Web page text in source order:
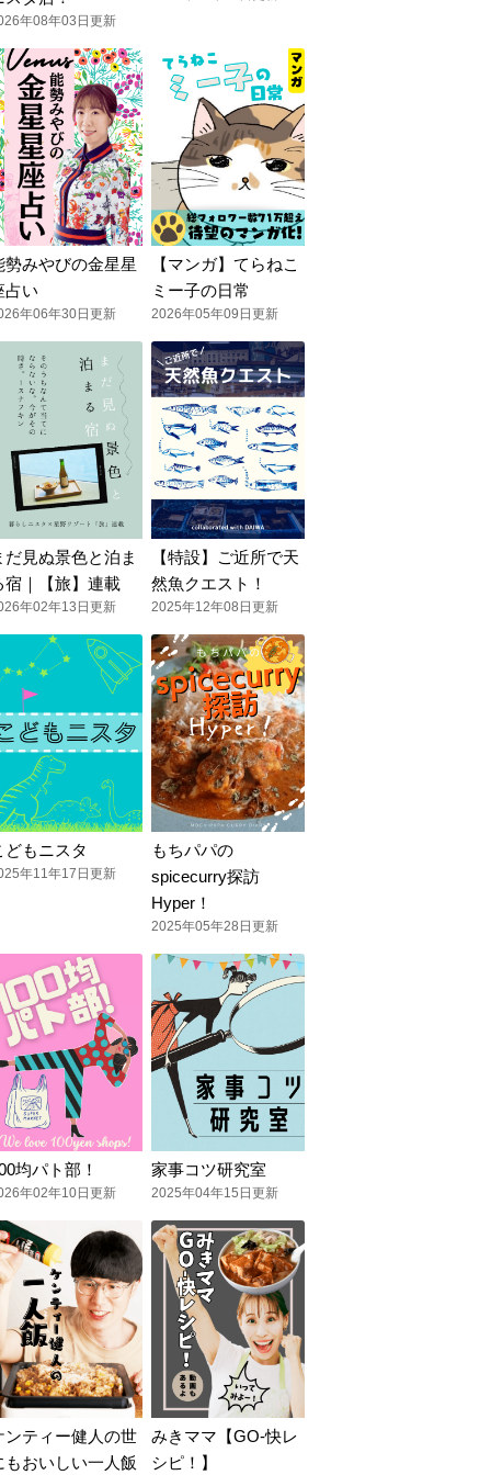
年08年03日更新
勢みやびの金星星
占い
年06年30日更新
【マンガ】てらねこ
ミー子の日常
2026年05年09日更新
だ見ぬ景色と泊ま
宿｜【旅】連載
年02年13日更新
【特設】ご近所で天
然魚クエスト！
2025年12年08日更新
どもニスタ
年11年17日更新
もちパパの
spicecurry探訪
Hyper！
2025年05年28日更新
均パト部！
年02年10日更新
家事コツ研究室
2025年04年15日更新
ンティー健人の世
もおいしい一人飯
みきママ【GO-快レ
シピ！】